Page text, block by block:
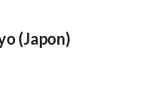
(Japon)